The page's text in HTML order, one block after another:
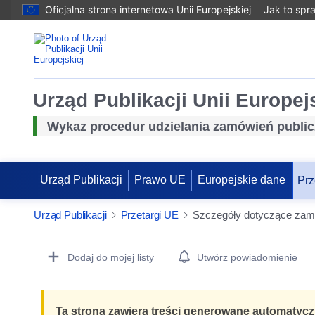
Oficjalna strona internetowa Unii Europejskiej Jak to
Urząd Publikacji Unii
Wykaz procedur udzielania zamówień
Urząd Publikacji Prawo UE Europejskie dane
Urząd Publikacji Przetargi UE Szczegóły dotyczące
Procurement Detail Actions Portlet
Dodaj do mojej listy Utwórz powiadomienie
Ta strona zawiera treści generowane